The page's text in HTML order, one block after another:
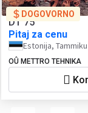
DOGOVORNO
DT 75
Pitaj za cenu
Estonija, Tammiku
OÛ METTRO TEHNIKA